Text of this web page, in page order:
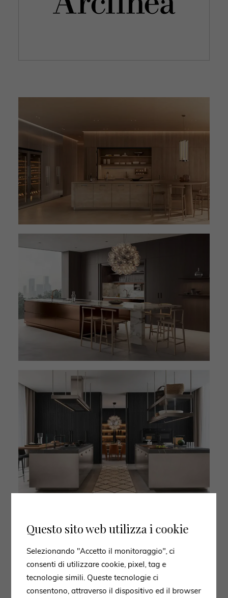
Questo sito web utilizza i cookie
Selezionando "Accetto il monitoraggio", ci
consenti di utilizzare cookie, pixel, tag e
tecnologie simili. Queste tecnologie ci
consentono, attraverso il dispositivo ed il browser